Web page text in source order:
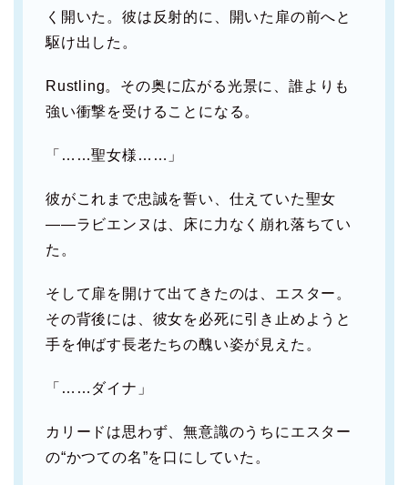
く開いた。彼は反射的に、開いた扉の前へと
駆け出した。
Rustling。その奥に広がる光景に、誰よりも
強い衝撃を受けることになる。
「……聖女様……」
彼がこれまで忠誠を誓い、仕えていた聖女
――ラビエンヌは、床に力なく崩れ落ちてい
た。
そして扉を開けて出てきたのは、エスター。
その背後には、彼女を必死に引き止めようと
手を伸ばす長老たちの醜い姿が見えた。
「……ダイナ」
カリードは思わず、無意識のうちにエスター
の“かつての名”を口にしていた。